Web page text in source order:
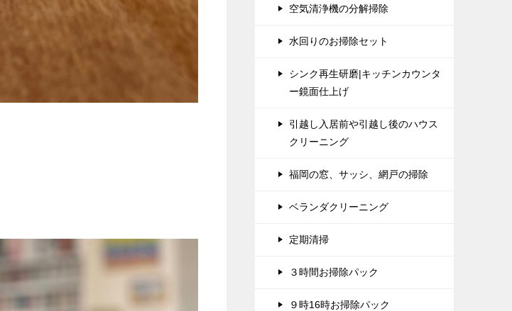
空気清浄機の分解掃除
水回りのお掃除セット
シンク再生研磨|キッチンカウンタ
ー鏡面仕上げ
引越し入居前や引越し後のハウス
クリーニング
福岡の窓、サッシ、網戸の掃除
ベランダクリーニング
定期清掃
３時間お掃除パック
９時16時お掃除パック